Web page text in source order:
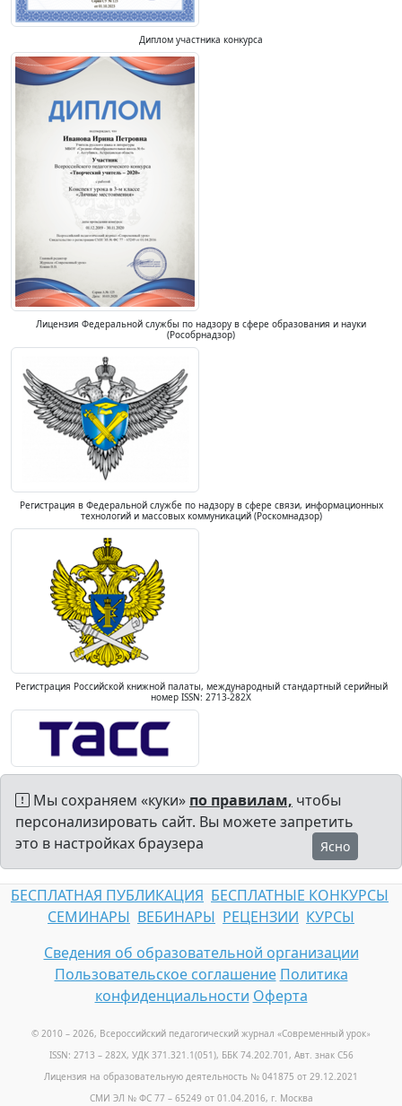
Диплом участника конкурса
Лицензия Федеральной службы по надзору в сфере образования и науки
(Рособрнадзор)
Регистрация в Федеральной службе по надзору в сфере связи, информационных
технологий и массовых коммуникаций (Роскомнадзор)
Регистрация Российской книжной палаты, международный стандартный серийный
номер ISSN: 2713-282X
Мы сохраняем «куки» по правилам, чтобы
персонализировать сайт. Вы можете запретить
это в настройках браузера
Ясно
БЕСПЛАТНАЯ ПУБЛИКАЦИЯ БЕСПЛАТНЫЕ КОНКУРСЫ
СЕМИНАРЫ ВЕБИНАРЫ РЕЦЕНЗИИ КУРСЫ
Сведения об образовательной организации
Пользовательское соглашение Политика
конфиденциальности Оферта
© 2010 – 2026, Всероссийский педагогический журнал «Современный урок»
ISSN: 2713 – 282X, УДК 371.321.1(051), ББК 74.202.701, Авт. знак С56
Лицензия на образовательную деятельность № 041875 от 29.12.2021
СМИ ЭЛ № ФС 77 – 65249 от 01.04.2016, г. Москва